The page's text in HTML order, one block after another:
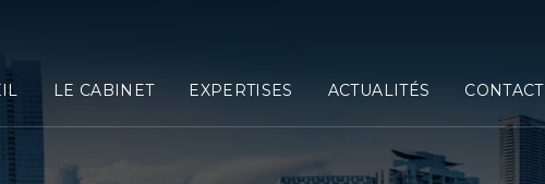
LE CABINET EXPERTISES ACTUALITÉS CONTACT